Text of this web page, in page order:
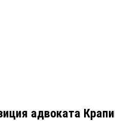
адвоката